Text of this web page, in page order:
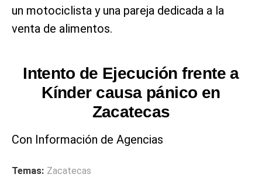
un motociclista y una pareja dedicada a la
venta de alimentos.
Intento de Ejecución frente a
Kínder causa pánico en
Zacatecas
Con Información de Agencias
Temas: Zacatecas